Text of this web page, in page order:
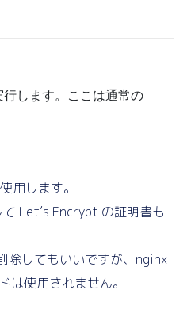
します。ここは通常の
用します。
Let’s Encrypt の証明書も
除してもいいですが、nginx
使用されません。